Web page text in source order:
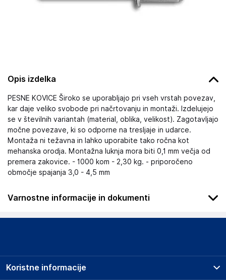
Opis izdelka
PESNE KOVICE Široko se uporabljajo pri vseh vrstah povezav,
kar daje veliko svobode pri načrtovanju in montaži. Izdelujejo
se v številnih variantah (material, oblika, velikost). Zagotavljajo
močne povezave, ki so odporne na tresljaje in udarce.
Montaža ni težavna in lahko uporabite tako ročna kot
mehanska orodja. Montažna luknja mora biti 0,1 mm večja od
premera zakovice. - 1000 kom - 2,30 kg. - priporočeno
območje spajanja 3,0 - 4,5 mm
Varnostne informacije in dokumenti
Podatki o proizvajalcu
SUPER MERCHANT SPÓŁKA AKCYJNA
Koristne informacije